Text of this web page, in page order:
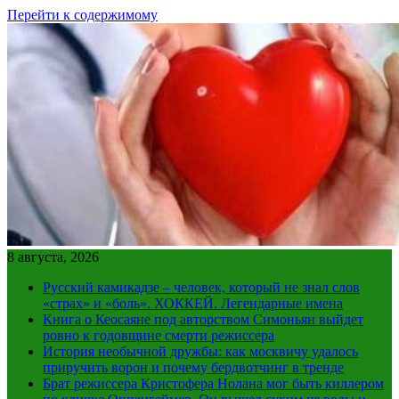
Перейти к содержимому
8 августа, 2026
Русский камикадзе – человек, который не знал слов
«страх» и «боль». ХОККЕЙ. Легендарные имена
Книга о Кеосаяне под авторством Симоньян выйдет
ровно к годовщине смерти режиссера
История необычной дружбы: как москвичу удалось
приручить ворон и почему бердвотчинг в тренде
Брат режиссера Кристофера Нолана мог быть киллером